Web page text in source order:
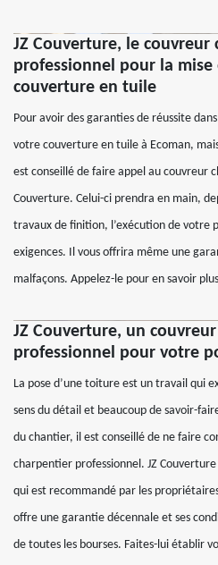
JZ Couverture, le couvreur
professionnel pour la
couverture en tuile
Pour avoir des garanties de réussite
votre couverture en tuile à Ecoman,
est conseillé de faire appel au couvreur
Couverture. Celui-ci prendra en main,
travaux de finition, l’exécution de votre
exigences. Il vous offrira même une
malfaçons. Appelez-le pour en savoir
JZ Couverture, un
professionnel pour votre
La pose d’une toiture est un travail qui
sens du détail et beaucoup de savoir-
du chantier, il est conseillé de ne faire
charpentier professionnel. JZ
qui est recommandé par les
offre une garantie décennale et ses
de toutes les bourses. Faites-lui établir